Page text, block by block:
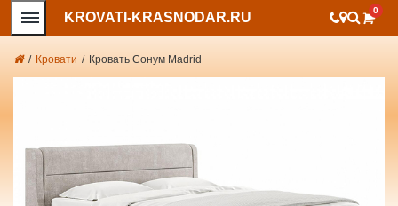
KROVATI-KRASNODAR.RU 0
/ Кровати / Кровать Сонум Madrid